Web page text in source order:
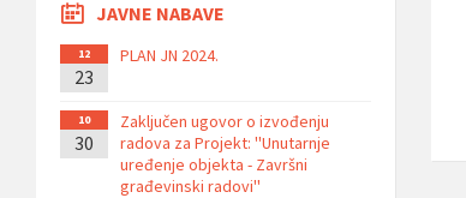
JAVNE NABAVE
12
23
PLAN JN 2024.
10
30
Zaključen ugovor o izvođenju
radova za Projekt: ''Unutarnje
uređenje objekta - Završni
građevinski radovi''